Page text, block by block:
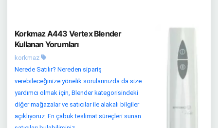
Korkmaz A443 Vertex Blender
Kullanan Yorumları
korkmaz
Nerede Satılır? Nereden sipariş
verebileceğinize yönelik sorularınızda da size
yardımcı olmak için, Blender kategorisindeki
diğer mağazalar ve satıcılar ile alakalı bilgiler
açıklıyoruz. En çabuk teslimat süreçleri sunan